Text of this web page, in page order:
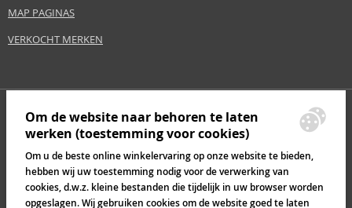
MAP PAGINAS
VERKOCHT MERKEN
Om de website naar behoren te laten
werken (toestemming voor cookies)
Om u de beste online winkelervaring op onze website te bieden,
hebben wij uw toestemming nodig voor de verwerking van
cookies, d.w.z. kleine bestanden die tijdelijk in uw browser worden
opgeslagen. Wij gebruiken cookies om de website goed te laten